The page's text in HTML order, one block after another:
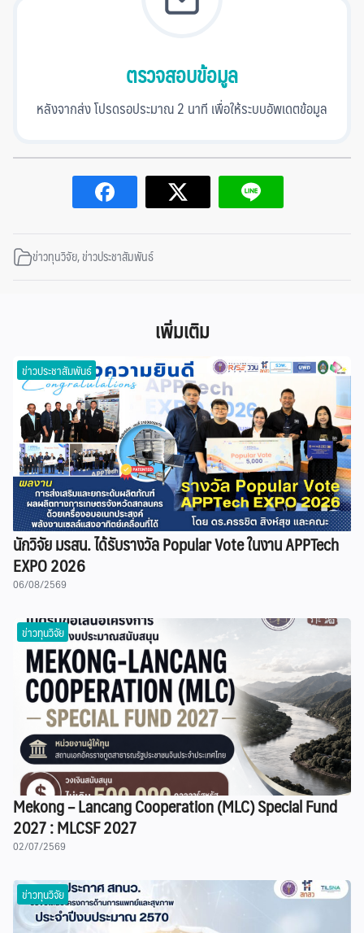
ตรวจสอบข้อมูล
หลังจากส่ง โปรดรอประมาณ 2 นาที เพื่อให้ระบบอัพเดตข้อมูล
ข่าวทุนวิจัย,ข่าวประชาสัมพันธ์
เพิ่มเติม
ข่าวประชาสัมพันธ์
นักวิจัย มรสน. ได้รับรางวัล Popular Vote ในงาน APPTech
EXPO 2026
06/08/2569
ข่าวทุนวิจัย
Mekong – Lancang Cooperation (MLC) Special Fund
2027 : MLCSF 2027
02/07/2569
ข่าวทุนวิจัย